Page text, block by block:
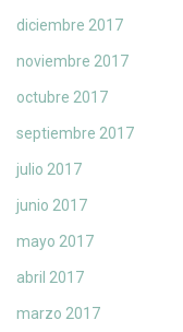
diciembre 2017
noviembre 2017
octubre 2017
septiembre 2017
julio 2017
junio 2017
mayo 2017
abril 2017
marzo 2017